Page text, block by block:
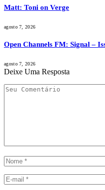
Matt: Toni on Verge
agosto 7, 2026
Open Channels FM: Signal –
agosto 7, 2026
Deixe Uma Resposta